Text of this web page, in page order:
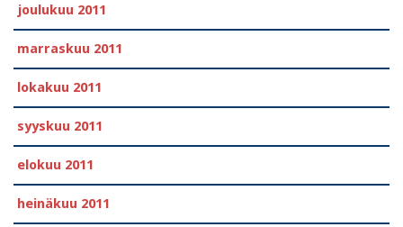
joulukuu 2011
marraskuu 2011
lokakuu 2011
syyskuu 2011
elokuu 2011
heinäkuu 2011